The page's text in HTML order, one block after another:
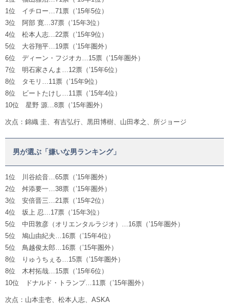
1位 イチロー…71票（’15年5位）
3位 阿部 寛…37票（’15年3位）
4位 松本人志…22票（’15年9位）
5位 大谷翔平…19票（’15年圏外）
6位 ディーン・フジオカ…15票（’15年圏外）
7位 明石家さんま…12票（’15年6位）
8位 タモリ…11票（’15年9位）
8位 ビートたけし…11票（’15年4位）
10位 星野 源…8票（’15年圏外）
次点：錦織 圭、有吉弘行、黒田博樹、山田孝之、所ジョージ
男が選ぶ「嫌いな男ランキング」
1位 川谷絵音…65票（’15年圏外）
2位 舛添要一…38票（’15年圏外）
3位 安倍晋三…21票（’15年2位）
4位 坂上 忍…17票（’15年3位）
5位 中田敦彦（オリエンタルラジオ）…16票（’15年圏外）
5位 鳩山由紀夫…16票（’15年4位）
5位 鳥越俊太郎…16票（’15年圏外）
8位 りゅうちぇる…15票（’15年圏外）
8位 木村拓哉…15票（’15年6位）
10位 ドナルド・トランプ…11票（’15年圏外）
次点：山本圭壱、松本人志、ASKA